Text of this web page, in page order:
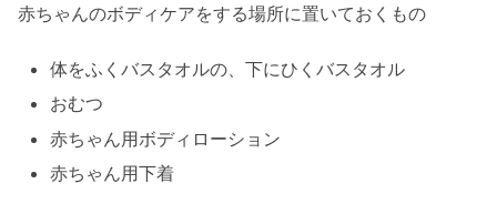
赤ちゃんのボディケアをする場所に置いておくもの
体をふくバスタオルの、下にひくバスタオル
おむつ
赤ちゃん用ボディローション
赤ちゃん用下着